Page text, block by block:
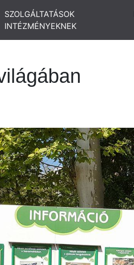
SZOLGÁLTATÁSOK
INTÉZMÉNYEKNEK